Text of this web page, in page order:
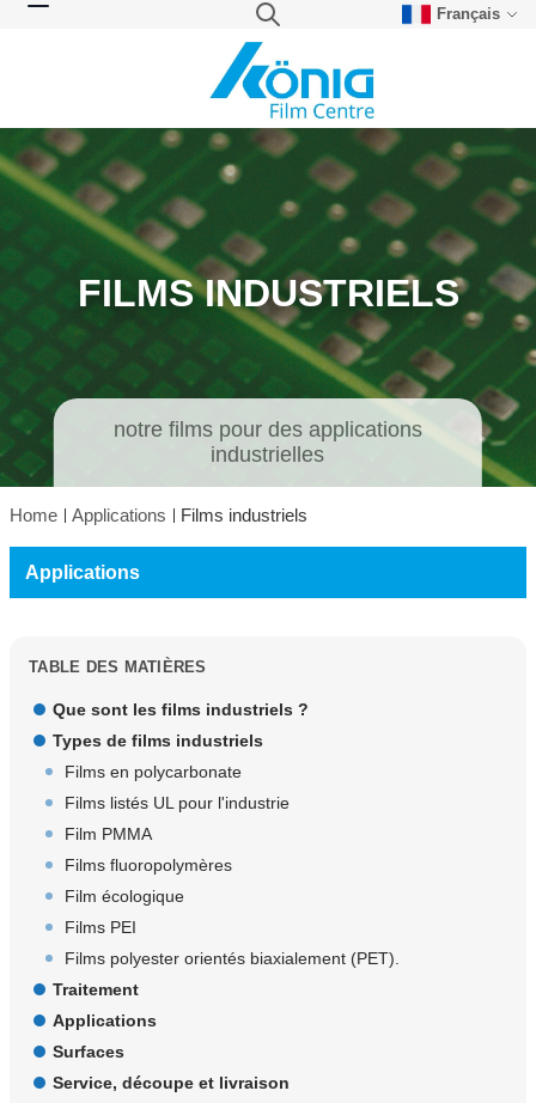
Search
Français
FILMS INDUSTRIELS
notre films pour des applications
industrielles
Home Applications Films industriels
Applications
TABLE DES MATIÈRES
Que sont les films industriels ?
Types de films industriels
Films en polycarbonate
Films listés UL pour l'industrie
Film PMMA
Films fluoropolymères
Film écologique
Films PEI
Films polyester orientés biaxialement (PET).
Traitement
Applications
Surfaces
Service, découpe et livraison